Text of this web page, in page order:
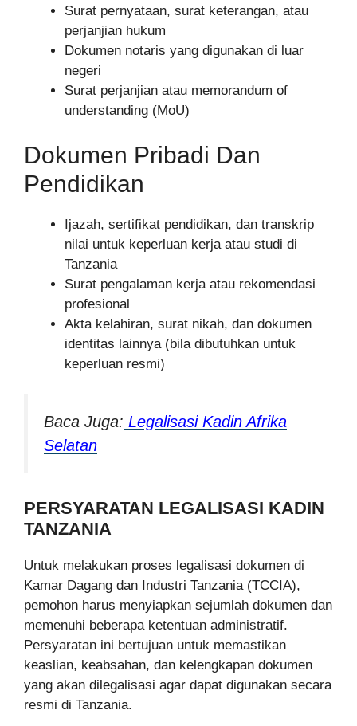
Surat pernyataan, surat keterangan, atau
perjanjian hukum
Dokumen notaris yang digunakan di luar
negeri
Surat perjanjian atau memorandum of
understanding (MoU)
Dokumen Pribadi Dan
Pendidikan
Ijazah, sertifikat pendidikan, dan transkrip
nilai untuk keperluan kerja atau studi di
Tanzania
Surat pengalaman kerja atau rekomendasi
profesional
Akta kelahiran, surat nikah, dan dokumen
identitas lainnya (bila dibutuhkan untuk
keperluan resmi)
Baca Juga: Legalisasi Kadin Afrika
Selatan
PERSYARATAN LEGALISASI KADIN
TANZANIA
Untuk melakukan proses legalisasi dokumen di
Kamar Dagang dan Industri Tanzania (TCCIA),
pemohon harus menyiapkan sejumlah dokumen dan
memenuhi beberapa ketentuan administratif.
Persyaratan ini bertujuan untuk memastikan
keaslian, keabsahan, dan kelengkapan dokumen
yang akan dilegalisasi agar dapat digunakan secara
resmi di Tanzania.